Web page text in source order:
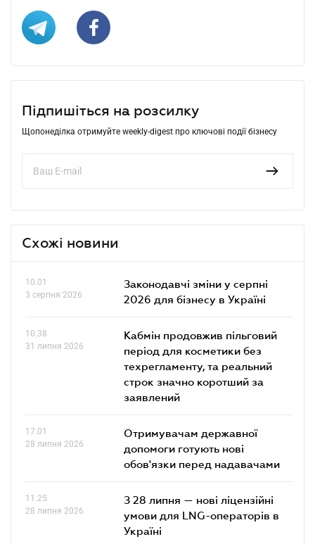
Підпишіться на розсилку
Щопонеділка отримуйте weekly-digest про ключові події бізнесу
Схожі новини
10.01
3 серпня 2026
Законодавчі зміни у серпні
2026 для бізнесу в Україні
10.38
31 липня 2026
Кабмін продовжив пільговий
період для косметики без
техрегламенту, та реальний
строк значно коротший за
заявлений
17.01
28 липня 2026
Отримувачам державної
допомоги готують нові
обов'язки перед надавачами
11.25
28 липня 2026
З 28 липня — нові ліцензійні
умови для LNG-операторів в
Україні